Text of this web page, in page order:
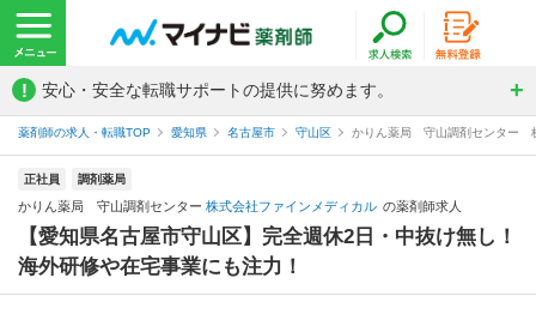
! 安心・安全な転職サポートの提供に努めます。
薬剤師の求人・転職TOP 愛知県 名古屋市 守山区 かりん薬局 守山調剤センター
正社員 調剤薬局
かりん薬局 守山調剤センター 株式会社ファインメディカル の薬剤師求人
【愛知県名古屋市守山区】完全週休2日・中抜け無し！
海外研修や在宅事業にも注力！